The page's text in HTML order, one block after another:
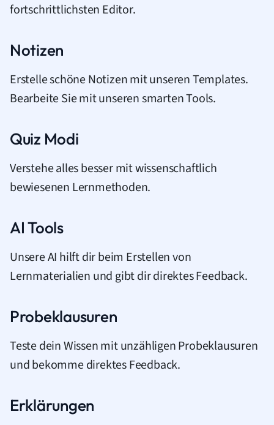
fortschrittlichsten Editor.
Notizen
Erstelle schöne Notizen mit unseren Templates.
Bearbeite Sie mit unseren smarten Tools.
Quiz Modi
Verstehe alles besser mit wissenschaftlich
bewiesenen Lernmethoden.
AI Tools
Unsere AI hilft dir beim Erstellen von
Lernmaterialien und gibt dir direktes Feedback.
Probeklausuren
Teste dein Wissen mit unzähligen Probeklausuren
und bekomme direktes Feedback.
Erklärungen